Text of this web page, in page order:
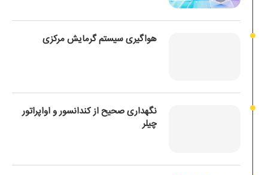
هواگیری سیستم گرمایش مرکزی
نگهداری صحیح از کندانسور و اواپراتور
چیلر